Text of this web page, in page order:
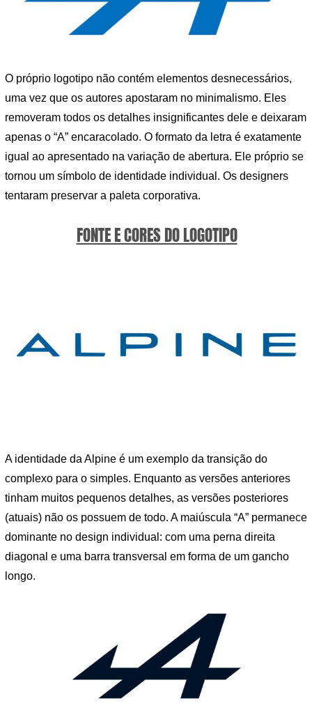
O próprio logotipo não contém elementos desnecessários,
uma vez que os autores apostaram no minimalismo. Eles
removeram todos os detalhes insignificantes dele e deixaram
apenas o “A” encaracolado. O formato da letra é exatamente
igual ao apresentado na variação de abertura. Ele próprio se
tornou um símbolo de identidade individual. Os designers
tentaram preservar a paleta corporativa.
FONTE E CORES DO LOGOTIPO
A identidade da Alpine é um exemplo da transição do
complexo para o simples. Enquanto as versões anteriores
tinham muitos pequenos detalhes, as versões posteriores
(atuais) não os possuem de todo. A maiúscula “A” permanece
dominante no design individual: com uma perna direita
diagonal e uma barra transversal em forma de um gancho
longo.